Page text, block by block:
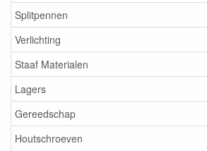
Splitpennen
Verlichting
Staaf Materialen
Lagers
Gereedschap
Houtschroeven